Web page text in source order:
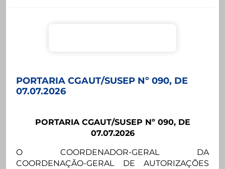
PORTARIA CGAUT/SUSEP Nº 090, DE
07.07.2026
PORTARIA CGAUT/SUSEP Nº 090, DE
07.07.2026
O COORDENADOR-GERAL DA
COORDENAÇÃO-GERAL DE AUTORIZAÇÕES